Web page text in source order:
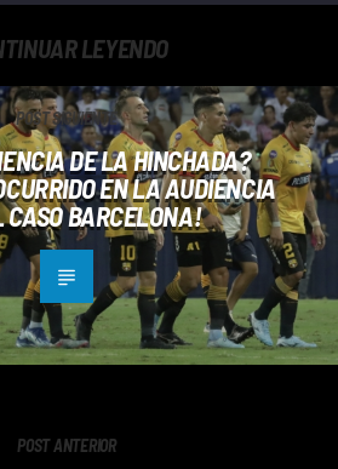
LEYENDO
POST SIGUIENTE
DE LA HINCHADA?
EN LA AUDIENCIA
CASO BARCELONA!
POST ANTERIOR